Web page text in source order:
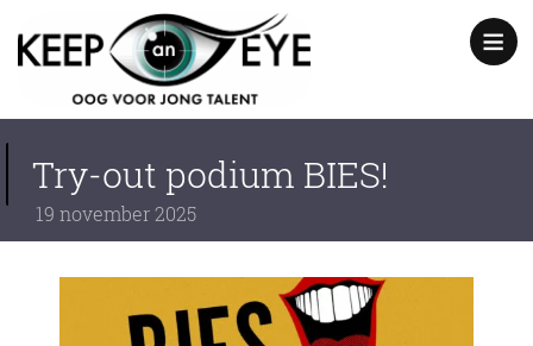
Show
notice
Try-out podium BIES!
19 november2025